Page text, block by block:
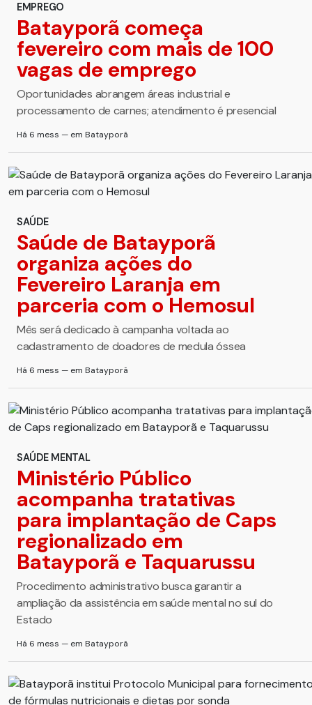
EMPREGO
Batayporã começa
fevereiro com mais de 100
vagas de emprego
Oportunidades abrangem áreas industrial e
processamento de carnes; atendimento é presencial
Há 6 mess — em Batayporã
SAÚDE
Saúde de Batayporã
organiza ações do
Fevereiro Laranja em
parceria com o Hemosul
Mês será dedicado à campanha voltada ao
cadastramento de doadores de medula óssea
Há 6 mess — em Batayporã
SAÚDE MENTAL
Ministério Público
acompanha tratativas
para implantação de Caps
regionalizado em
Batayporã e Taquarussu
Procedimento administrativo busca garantir a
ampliação da assistência em saúde mental no sul do
Estado
Há 6 mess — em Batayporã